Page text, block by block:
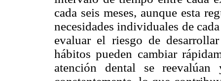
cada seis meses, aunque esta
necesidades individuales de
evaluar el riesgo de
hábitos pueden cambiar
atención dental se reevalúan